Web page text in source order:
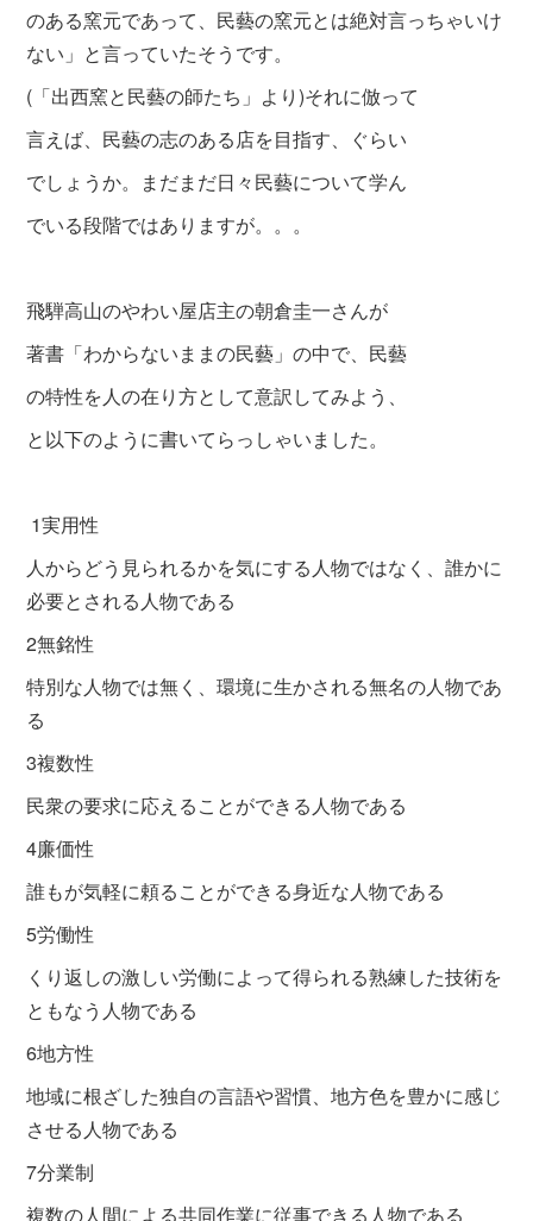
のある窯元であって、民藝の窯元とは絶対言っちゃいけ
ない」と言っていたそうです。
(「出西窯と民藝の師たち」より)それに倣って
言えば、民藝の志のある店を目指す、ぐらい
でしょうか。まだまだ日々民藝について学ん
でいる段階ではありますが。。。
飛騨高山のやわい屋店主の朝倉圭一さんが
著書「わからないままの民藝」の中で、民藝
の特性を人の在り方として意訳してみよう、
と以下のように書いてらっしゃいました。
1実用性
人からどう見られるかを気にする人物ではなく、誰かに
必要とされる人物である
2無銘性
特別な人物では無く、環境に生かされる無名の人物であ
る
3複数性
民衆の要求に応えることができる人物である
4廉価性
誰もが気軽に頼ることができる身近な人物である
5労働性
くり返しの激しい労働によって得られる熟練した技術を
ともなう人物である
6地方性
地域に根ざした独自の言語や習慣、地方色を豊かに感じ
させる人物である
7分業制
複数の人間による共同作業に従事できる人物である